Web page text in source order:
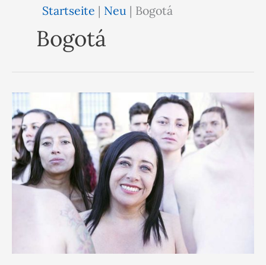
Startseite | Neu | Bogotá
Bogotá